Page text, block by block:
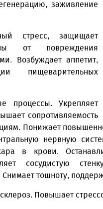
заживление
стресс, защищает
от повреждения
Возбуждает аппетит,
пищеварительных
процессы. Укрепляет
сопротивляемость
Понижает
нервную
в крови.
сосудистую
Снимает тошноту,
Повышает